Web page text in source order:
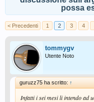
possa
< Precedenti 1 2 3 4
tommygv
Utente Noto
guruzz75 ha scritto: ↑
Infatti i sei mesi li intendo ad